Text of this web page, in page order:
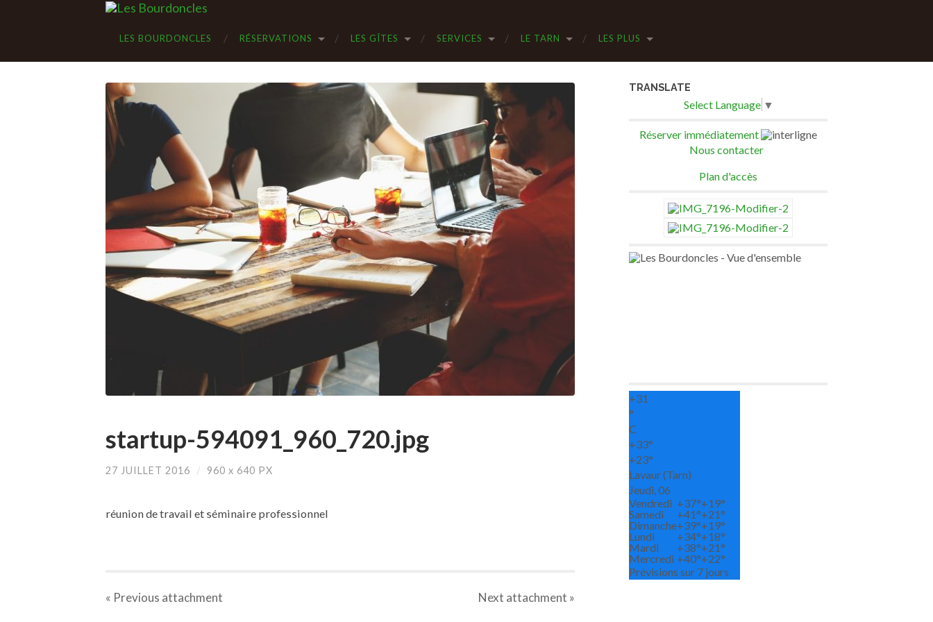
LES BOURDONCLES RÉSERVATIONS LES GÎTES SERVICES LE TARN LES PLUS
startup-594091_960_720.jpg
27 JUILLET 2016 / 960 x 640 PX
réunion de travail et séminaire professionnel
« Previous attachment Next attachment »
TRANSLATE
Select Language ▼
Réserver immédiatement
Nous contacter
Plan d'accès
+31
°
C
+33°
+23°
Lavaur (Tarn)
Jeudi, 06
Vendredi +37°+19°
Samedi
+41°+21°
Dimanche+39°+19°
Lundi
+34°+18°
Mardi
+38°+21°
Mercredi +40°+22°
Prévisions sur 7 jours